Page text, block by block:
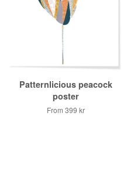
Patternlicious peacock
poster
From 399 kr